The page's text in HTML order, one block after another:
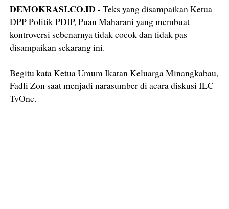
DEMOKRASI.CO.ID - Teks yang disampaikan Ketua
DPP Politik PDIP, Puan Maharani yang membuat
kontroversi sebenarnya tidak cocok dan tidak pas
disampaikan sekarang ini.
Begitu kata Ketua Umum Ikatan Keluarga Minangkabau,
Fadli Zon saat menjadi narasumber di acara diskusi ILC
TvOne.